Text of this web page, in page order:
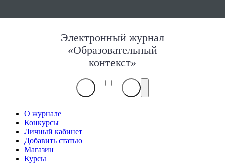
Электронный журнал
«Образовательный
контекст»
О журнале
Конкурсы
Личный кабинет
Добавить статью
Магазин
Курсы